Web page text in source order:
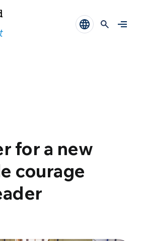
for a new
courage